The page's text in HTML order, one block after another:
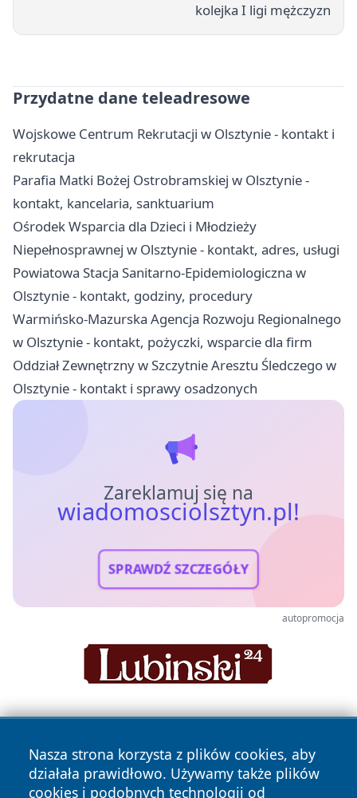
kolejka I ligi mężczyzn
Przydatne dane teleadresowe
Wojskowe Centrum Rekrutacji w Olsztynie - kontakt i
rekrutacja
Parafia Matki Bożej Ostrobramskiej w Olsztynie -
kontakt, kancelaria, sanktuarium
Ośrodek Wsparcia dla Dzieci i Młodzieży
Niepełnosprawnej w Olsztynie - kontakt, adres, usługi
Powiatowa Stacja Sanitarno-Epidemiologiczna w
Olsztynie - kontakt, godziny, procedury
Warmińsko-Mazurska Agencja Rozwoju Regionalnego
w Olsztynie - kontakt, pożyczki, wsparcie dla firm
Oddział Zewnętrzny w Szczytnie Aresztu Śledczego w
Olsztynie - kontakt i sprawy osadzonych
Zareklamuj się na
wiadomosciolsztyn.pl!
SPRAWDŹ SZCZEGÓŁY
autopromocja
Nasza strona korzysta z plików cookies, aby
działała prawidłowo. Używamy także plików
cookies i podobnych technologii od